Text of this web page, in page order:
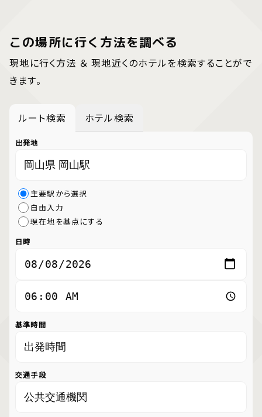
この場所に行く方法を調べる
現地に行く方法 ＆ 現地近くのホテルを検索することがで
きます。
ルート検索 ホテル検索
出発地
主要駅から選択
自由入力
現在地を基点にする
日時
基準時間
交通手段